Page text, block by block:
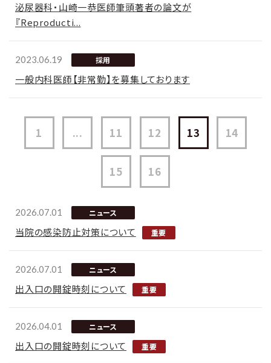
泌尿器科・山崎一恭医師筆頭著者の論文が
『Reproducti...
2023.06.19 採用
一般内科医師【非常勤】を募集しております
1 ... 11 12 13 14
15 16
2026.07.01 ニュース
当院の感染防止対策について
2026.07.01 ニュース
出入口の開錠時刻について
2026.04.01 ニュース
出入口の開錠時刻について